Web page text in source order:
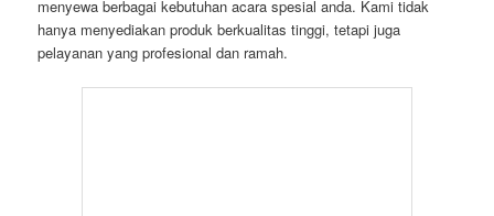
menyewa berbagai kebutuhan acara spesial anda. Kami tidak
hanya menyediakan produk berkualitas tinggi, tetapi juga
pelayanan yang profesional dan ramah.